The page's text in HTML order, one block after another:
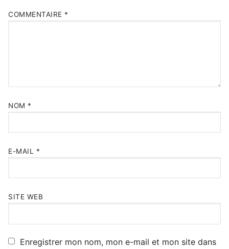
COMMENTAIRE *
NOM *
E-MAIL *
SITE WEB
Enregistrer mon nom, mon e-mail et mon site dans